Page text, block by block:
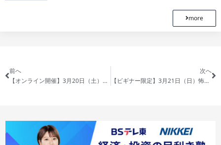
more
前へ
【オンライン開催】3月20日（土）2％の意思決定が、圧倒的な差を生む収益不動産 〜ニューリッチ層限定の資産を盤石化させるメソッド〜
次へ
【ビギナー限定】3月21日（日）怖いイメージが変わる不動産投資入門 -失敗しない為の法則-